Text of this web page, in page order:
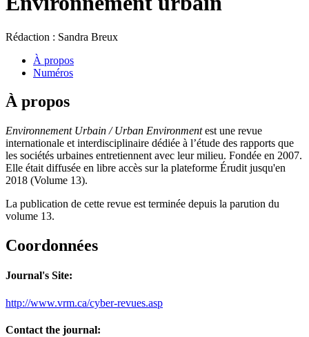
Rédaction : Sandra Breux
À propos
Numéros
À propos
Environnement Urbain / Urban Environmentest une revue
internationale et interdisciplinaire dédiée à l’étude des rapports que
les sociétés urbaines entretiennent avec leur milieu. Fondée en 2007.
Elle était diffusée en libre accès sur la plateforme Érudit jusqu'en
2018 (Volume 13).
La publication de cette revue est terminée depuis la parution du
volume 13.
Coordonnées
Journal's Site:
http://www.vrm.ca/cyber-revues.asp
Contact the journal: